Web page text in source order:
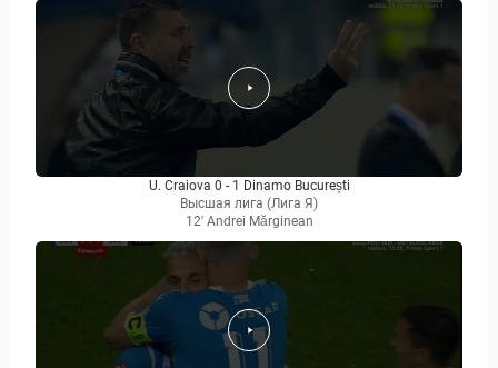
U. Craiova 0 - 1 Dinamo București
Высшая лига (Лига Я)
12' Andrei Mărginean